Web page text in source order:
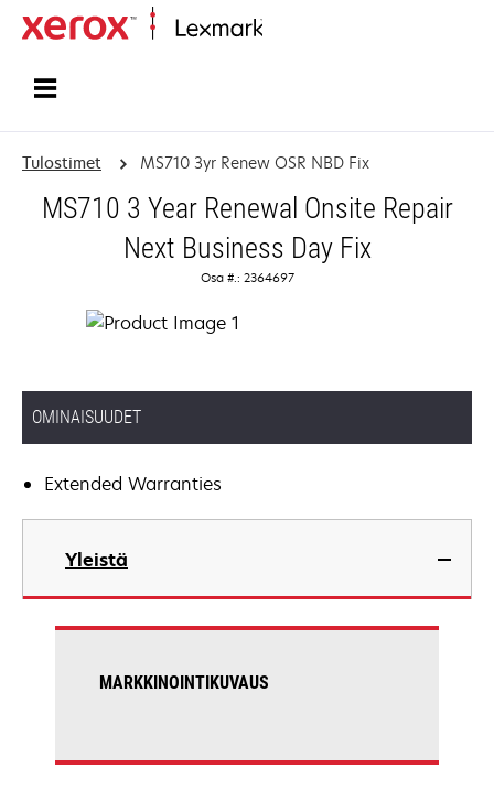
Tulostimet MS710 3yr Renew OSR NBD Fix
MS710 3 Year Renewal Onsite Repair
Next Business Day Fix
Osa #.: 2364697
OMINAISUUDET
Extended Warranties
Yleistä
MARKKINOINTIKUVAUS